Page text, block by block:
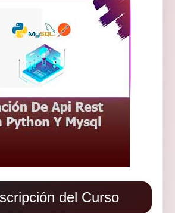
del Curso